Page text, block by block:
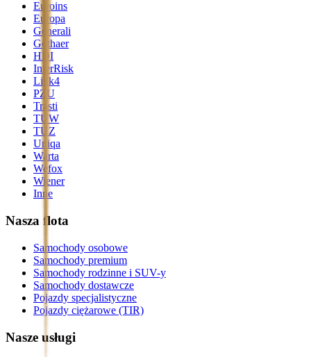
Euroins
Europa
Generali
Gothaer
HDI
InterRisk
Link4
PZU
Trasti
TUW
TUZ
Uniqa
Warta
Wefox
Wiener
Inne
Nasza flota
Samochody osobowe
Samochody premium
Samochody rodzinne i SUV-y
Samochody dostawcze
Pojazdy specjalistyczne
Pojazdy ciężarowe (TIR)
Nasze usługi